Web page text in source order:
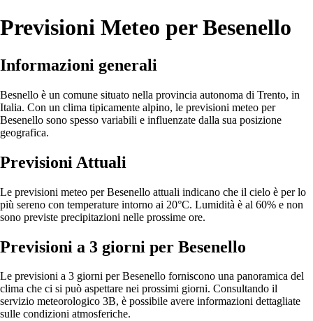
Previsioni Meteo per Besenello
Informazioni generali
Besnello è un comune situato nella provincia autonoma di Trento, in
Italia. Con un clima tipicamente alpino, le previsioni meteo per
Besenello sono spesso variabili e influenzate dalla sua posizione
geografica.
Previsioni Attuali
Le previsioni meteo per Besenello attuali indicano che il cielo è per lo
più sereno con temperature intorno ai 20°C. Lumidità è al 60% e non
sono previste precipitazioni nelle prossime ore.
Previsioni a 3 giorni per Besenello
Le previsioni a 3 giorni per Besenello forniscono una panoramica del
clima che ci si può aspettare nei prossimi giorni. Consultando il
servizio meteorologico 3B, è possibile avere informazioni dettagliate
sulle condizioni atmosferiche.